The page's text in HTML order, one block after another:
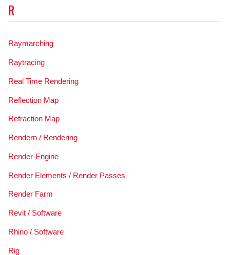
R
Raymarching
Raytracing
Real Time Rendering
Reflection Map
Refraction Map
Rendern / Rendering
Render-Engine
Render Elements / Render Passes
Render Farm
Revit / Software
Rhino / Software
Rig